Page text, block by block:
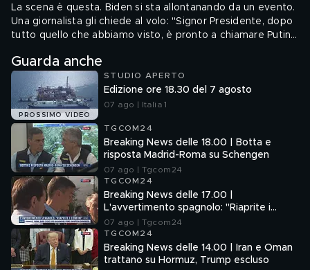
La scena è questa. Biden si sta allontanando da un evento.
Una giornalista gli chiede al volo: "Signor Presidente, dopo
tutto quello che abbiamo visto, è pronto a chiamare Putin
attendere
Guarda anche
PROSSIMO VIDEO
STUDIO APERTO
Edizione ore 18.30 del 7 agosto
07 ago | Italia 1
TGCOM24
Breaking News delle 18.00 | Botta e
risposta Madrid-Roma su Schengen
07 ago | Tgcom24
TGCOM24
Breaking News delle 17.00 |
L'avvertimento spagnolo: "Riaprite i
confini"
07 ago | Tgcom24
TGCOM24
Breaking News delle 14.00 | Iran e Oman
trattano su Hormuz, Trump escluso